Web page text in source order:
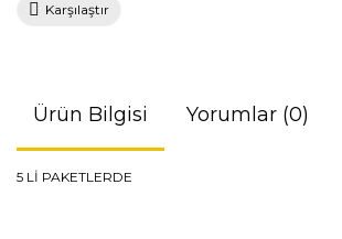
Karşılaştır
Ürün Bilgisi Yorumlar (0)
5 Lİ PAKETLERDE